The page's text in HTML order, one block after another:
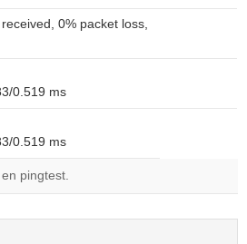
0% packet loss,
0.519 ms
0.519 ms
pingtest.